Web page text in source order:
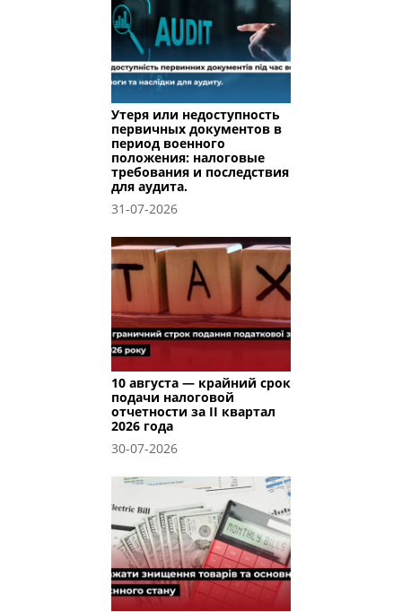
Утеря или недоступность
первичных документов в
период военного
положения: налоговые
требования и последствия
для аудита.
31-07-2026
10 августа — крайний срок
подачи налоговой
отчетности за II квартал
2026 года
30-07-2026